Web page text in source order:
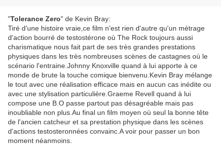
"Tolerance Zero" de Kevin Bray:
Tiré d'une histoire vraie,ce film n'est rien d'autre qu'un métrage
d'action bourré de testostérone où The Rock toujours aussi
charismatique nous fait part de ses très grandes prestations
physiques dans les très nombreuses scènes de castagnes où le
scénario l'entraine.Johnny Knoxville quand à lui apporte à ce
monde de brute la touche comique bienvenu.Kevin Bray mélange
le tout avec une réalisation efficace mais en aucun cas inédite ou
avec une stylisation particulière.Graeme Revell quand à lui
compose une B.O passe partout pas désagréable mais pas
inoubliable non plus.Au final un film moyen où seul la bonne tête
de l'ancien catcheur et sa prestation physique dans les scènes
d'actions testosteronnées convainc.A voir pour passer un bon
moment néanmoins.